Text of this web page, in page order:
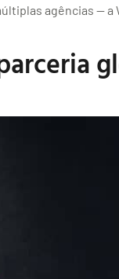
agências — a